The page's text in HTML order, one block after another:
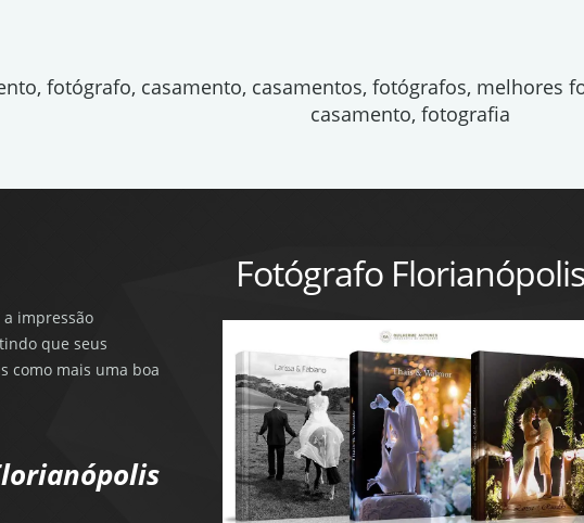
fotógrafo, casamento, casamentos, fotógrafos, melhores
casamento, fotografia
impressão
que seus
como mais uma boa
Fotógrafo Florianópolis